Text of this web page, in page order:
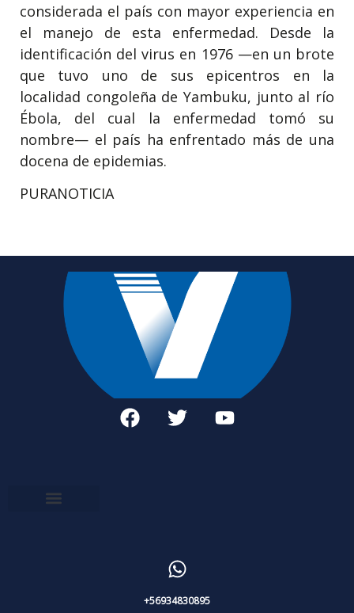
considerada el país con mayor experiencia en
el manejo de esta enfermedad. Desde la
identificación del virus en 1976 —en un brote
que tuvo uno de sus epicentros en la
localidad congoleña de Yambuku, junto al río
Ébola, del cual la enfermedad tomó su
nombre— el país ha enfrentado más de una
docena de epidemias.
PURANOTICIA
+56934830895